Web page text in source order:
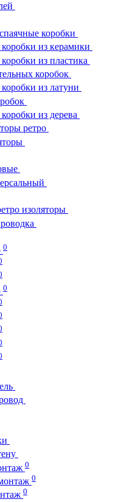
коробки
из керамики
из пластика
коробок
из латуни
из дерева
ретро
изоляторы
0
0
0
0
0